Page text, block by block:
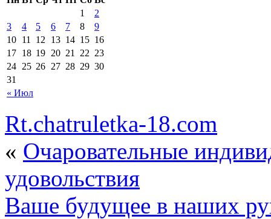
« Июл
1
2
3
4 5 6 7 8
9
10 11 12 13 14 15 16
17 18 19 20 21 22 23
24 25 26 27 28 29 30
31
Rt.chatruletka-18.com
« Очаровательные
удовольствия
Ваше будущее в наших